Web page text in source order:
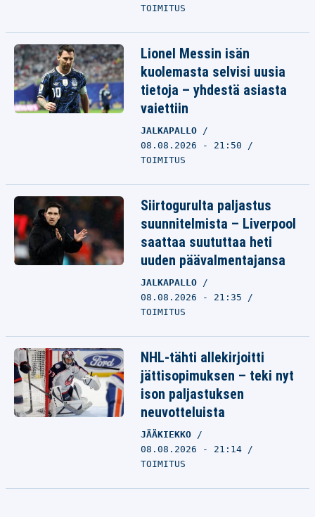
TOIMITUS
Lionel Messin isän
kuolemasta selvisi uusia
tietoja – yhdestä asiasta
vaiettiin
JALKAPALLO
08.08.2026 - 21:50
TOIMITUS
Siirtogurulta paljastus
suunnitelmista – Liverpool
saattaa suututtaa heti
uuden päävalmentajansa
JALKAPALLO
08.08.2026 - 21:35
TOIMITUS
NHL-tähti allekirjoitti
jättisopimuksen – teki nyt
ison paljastuksen
neuvotteluista
JÄÄKIEKKO
08.08.2026 - 21:14
TOIMITUS